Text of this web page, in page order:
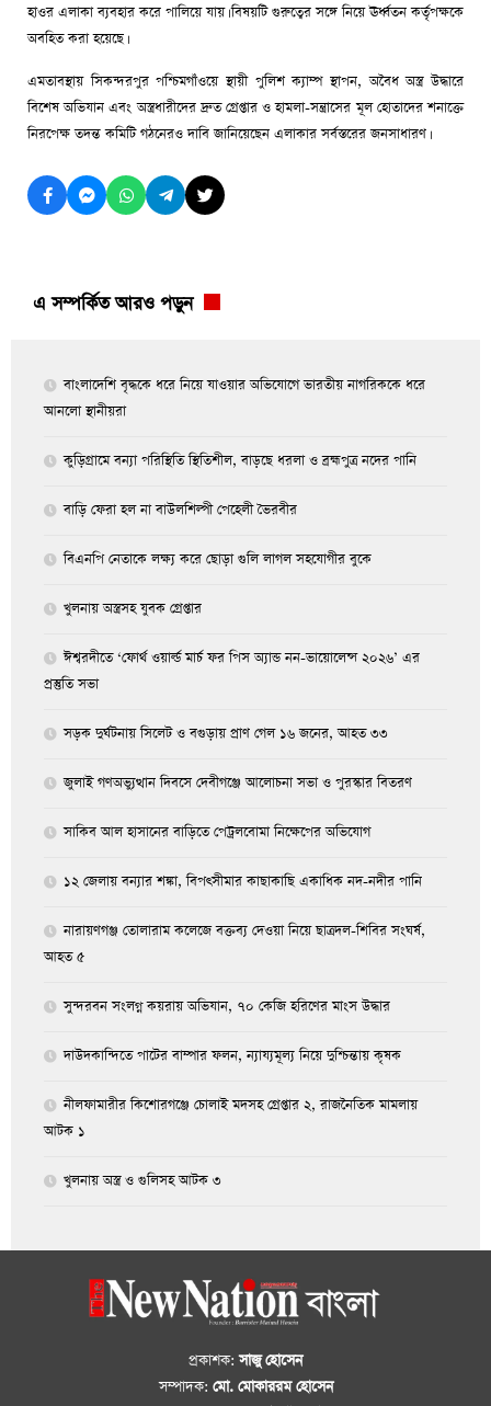
হাওর এলাকা ব্যবহার করে পালিয়ে যায়। বিষয়টি গুরুত্বের সঙ্গে নিয়ে ঊর্ধ্বতন কর্তৃপক্ষকে
অবহিত করা হয়েছে।
এমতাবস্থায় সিকন্দরপুর পশ্চিমগাঁওয়ে স্থায়ী পুলিশ ক্যাম্প স্থাপন, অবৈধ অস্ত্র উদ্ধারে
বিশেষ অভিযান এবং অস্ত্রধারীদের দ্রুত গ্রেপ্তার ও হামলা-সন্ত্রাসের মূল হোতাদের শনাক্তে
নিরপেক্ষ তদন্ত কমিটি গঠনেরও দাবি জানিয়েছেন এলাকার সর্বস্তরের জনসাধারণ।
এ সম্পর্কিত আরও পড়ুন
বাংলাদেশি বৃদ্ধকে ধরে নিয়ে যাওয়ার অভিযোগে ভারতীয় নাগরিককে ধরে
আনলো স্থানীয়রা
কুড়িগ্রামে বন্যা পরিস্থিতি স্থিতিশীল, বাড়ছে ধরলা ও ব্রহ্মপুত্র নদের পানি
বাড়ি ফেরা হল না বাউলশিল্পী পেহেলী ভৈরবীর
বিএনপি নেতাকে লক্ষ্য করে ছোড়া গুলি লাগল সহযোগীর বুকে
খুলনায় অস্ত্রসহ যুবক গ্রেপ্তার
ঈশ্বরদীতে ‘ফোর্থ ওয়ার্ল্ড মার্চ ফর পিস অ্যান্ড নন-ভায়োলেন্স ২০২৬’ এর
প্রস্তুতি সভা
সড়ক দুর্ঘটনায় সিলেট ও বগুড়ায় প্রাণ গেল ১৬ জনের, আহত ৩৩
জুলাই গণঅভ্যুত্থান দিবসে দেবীগঞ্জে আলোচনা সভা ও পুরস্কার বিতরণ
সাকিব আল হাসানের বাড়িতে পেট্রলবোমা নিক্ষেপের অভিযোগ
১২ জেলায় বন্যার শঙ্কা, বিপৎসীমার কাছাকাছি একাধিক নদ-নদীর পানি
নারায়ণগঞ্জ তোলারাম কলেজে বক্তব্য দেওয়া নিয়ে ছাত্রদল-শিবির সংঘর্ষ,
আহত ৫
সুন্দরবন সংলগ্ন কয়রায় অভিযান, ৭০ কেজি হরিণের মাংস উদ্ধার
দাউদকান্দিতে পাটের বাম্পার ফলন, ন্যায্যমূল্য নিয়ে দুশ্চিন্তায় কৃষক
নীলফামারীর কিশোরগঞ্জে চোলাই মদসহ গ্রেপ্তার ২, রাজনৈতিক মামলায়
আটক ১
খুলনায় অস্ত্র ও গুলিসহ আটক ৩
প্রকাশক:সাজু হোসেন
সম্পাদক: মো. মোকাররম হোসেন